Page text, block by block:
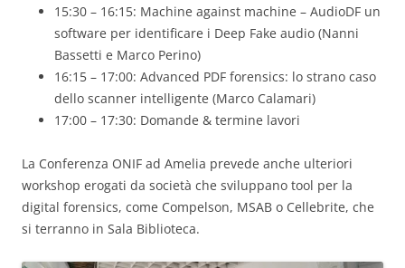
15:30 – 16:15: Machine against machine – AudioDF un
software per identificare i Deep Fake audio (Nanni
Bassetti e Marco Perino)
16:15 – 17:00: Advanced PDF forensics: lo strano caso
dello scanner intelligente (Marco Calamari)
17:00 – 17:30: Domande & termine lavori
La Conferenza ONIF ad Amelia prevede anche ulteriori
workshop erogati da società che sviluppano tool per la
digital forensics, come Compelson, MSAB o Cellebrite, che
si terranno in Sala Biblioteca.